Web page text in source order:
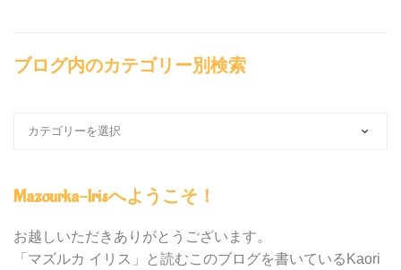
ブログ内のカテゴリー別検索
の
テ
ゴ
Mazourka-Irisへようこそ！
お越しいただきありがとうございます。
「マズルカ イリス」と読むこのブログを書いているKaori